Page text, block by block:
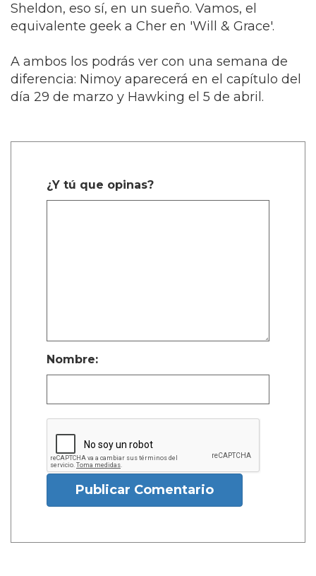
Sheldon, eso sí, en un sueño. Vamos, el
equivalente geek a Cher en 'Will & Grace'.
A ambos los podrás ver con una semana de
diferencia: Nimoy aparecerá en el capítulo del
día 29 de marzo y Hawking el 5 de abril.
¿Y tú que opinas?
Nombre:
Publicar Comentario